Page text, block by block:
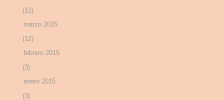
(12)
marzo 2015
(12)
febrero 2015
(3)
enero 2015
(3)